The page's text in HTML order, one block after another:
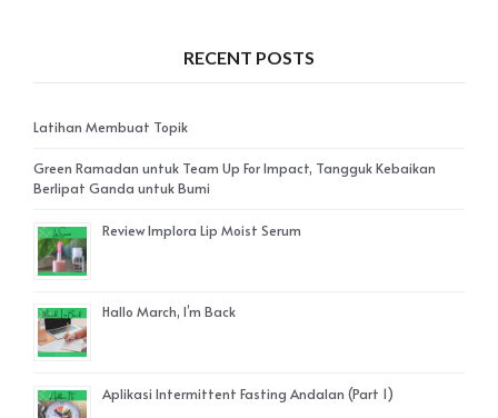
RECENT POSTS
Latihan Membuat Topik
Green Ramadan untuk Team Up For Impact, Tangguk Kebaikan
Berlipat Ganda untuk Bumi
Review Implora Lip Moist Serum
Hallo March, I’m Back
Aplikasi Intermittent Fasting Andalan (Part 1)